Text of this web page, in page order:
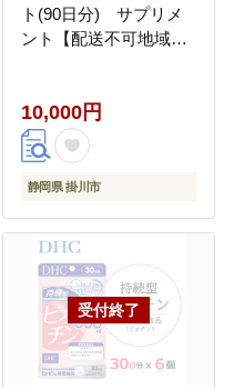
ト(90日分) サプリメ
ント【配送不可地域：
10,000円
静岡県 掛川市